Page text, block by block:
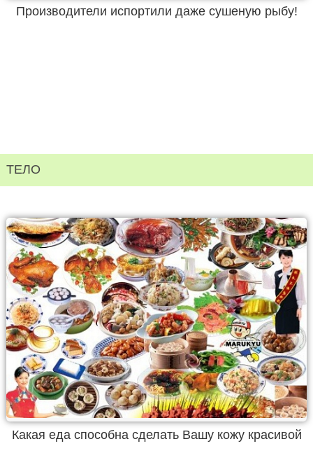
Производители испортили даже сушеную рыбу!
ТЕЛО
Какая еда способна сделать Вашу кожу красивой